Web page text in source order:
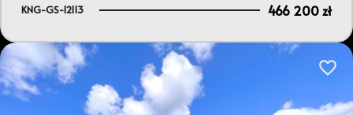
KNG-GS-12113 466 200 zł